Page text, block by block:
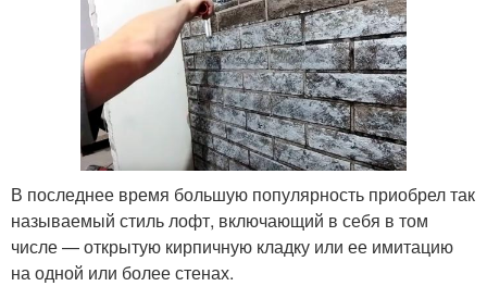
В последнее время большую популярность приобрел так
называемый стиль лофт, включающий в себя в том
числе — открытую кирпичную кладку или ее имитацию
на одной или более стенах.